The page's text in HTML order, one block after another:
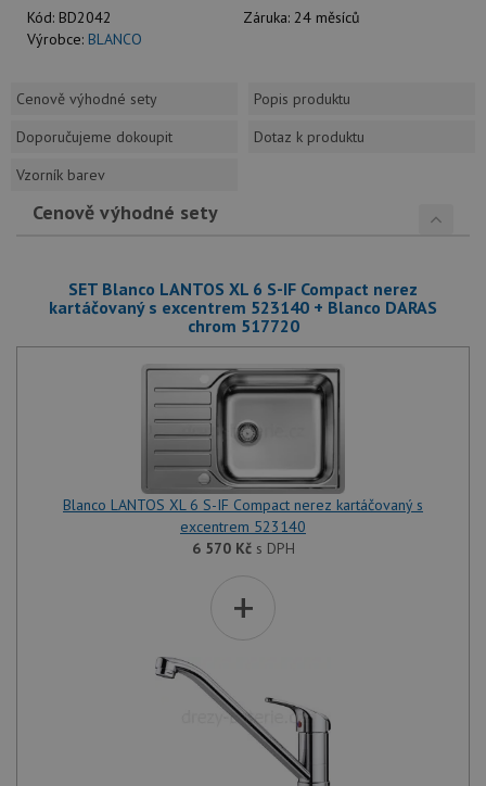
Kód: BD2042 Záruka: 24 měsíců
Výrobce: BLANCO
Cenově výhodné sety
Popis produktu
Doporučujeme dokoupit
Dotaz k produktu
Vzorník barev
Cenově výhodné sety
SET Blanco LANTOS XL 6 S-IF Compact nerez
kartáčovaný s excentrem 523140 + Blanco DARAS
chrom 517720
Blanco LANTOS XL 6 S-IF Compact nerez kartáčovaný s
excentrem 523140
6 570 Kčs DPH
+